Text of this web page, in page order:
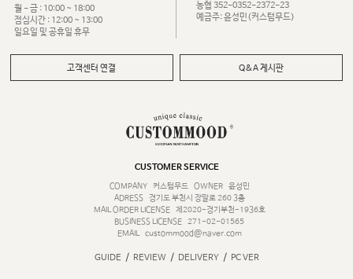
월 - 금 : 10:00 ~ 18:00
점심시간 : 12:00 ~ 13:00
일요일 및 공휴일 휴무
농협 352-0352-2372-23
예금주: 윤성민(커스텀무드)
고객센터 연결 Q&A 게시판
CUSTOMER SERVICE
COMPANY
커스텀무드 OWNER
윤성민
ADRESS
경기도 부천시 장말로 260 3층
MAIL ORDER LICENSE
제2020-경기부천-1936호
BUSINESS LICENSE 271-02-01565
EMAIL
custommood@naver.com
GUIDE / REVIEW / DELIVERY / PC VER